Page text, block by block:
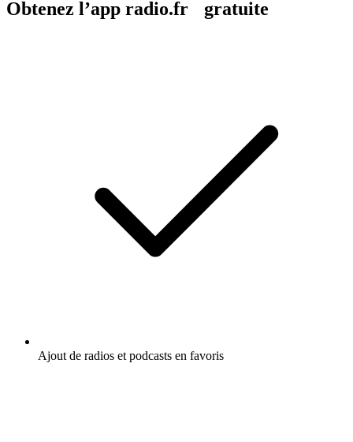
Obtenez l’app radio.fr gratuite
Ajout de radios et podcasts en favoris